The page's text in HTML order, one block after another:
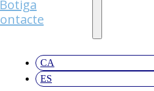
Botiga
CA
ES